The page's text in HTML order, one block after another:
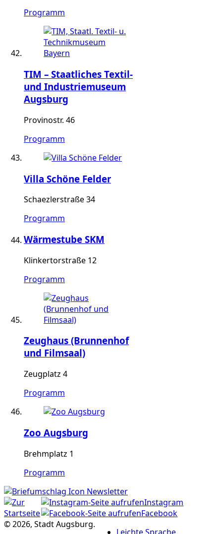
Programm
TIM – Staatliches Textil-
und Industriemuseum
Augsburg
Provinostr. 46
Programm
Villa Schöne Felder
Schaezlerstraße 34
Programm
Wärmestube SKM
Klinkertorstraße 12
Programm
Zeughaus (Brunnenhof
und Filmsaal)
Zeugplatz 4
Programm
Zoo Augsburg
Brehmplatz 1
Programm
Newsletter
Instagram
Facebook
© 2026, Stadt Augsburg.
Leichte Sprache